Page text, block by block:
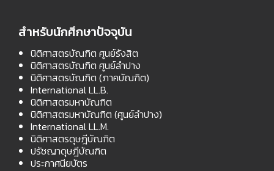
สำหรับนักศึกษาปัจจุบัน
นิติศาสตรบัณฑิต ศูนย์รังสิต
นิติศาสตรบัณฑิต ศูนย์ลำปาง
นิติศาสตรบัณฑิต (ภาคบัณฑิต)
International LL.B.
นิติศาสตรมหาบัณฑิต
นิติศาสตรมหาบัณฑิต (ศูนย์ลำปาง)
International LL.M.
นิติศาสตรดุษฎีบัณฑิต
ปรัชญาดุษฎีบัณฑิต
ประกาศนียบัตร